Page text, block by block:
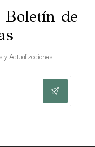
Boletín de
y Actualizaciones.